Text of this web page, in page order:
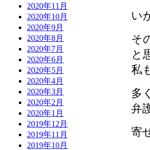
2020年11月
2020年10月
2020年9月
2020年8月
2020年7月
2020年6月
2020年5月
2020年4月
2020年3月
2020年2月
2020年1月
2019年12月
2019年11月
2019年10月
い
そ
と
私
多
弁
寄